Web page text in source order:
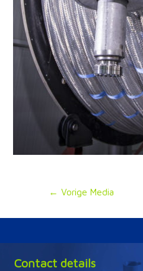
← Vorige Media
Contact details